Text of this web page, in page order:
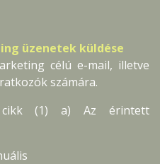
üzenetek küldése
célú e-mail, illetve
számára.
cikk (1) a) Az érintett